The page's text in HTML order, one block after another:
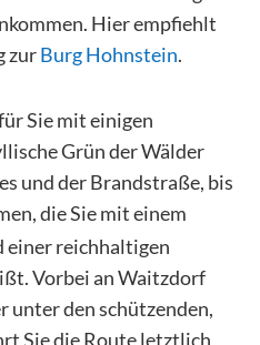
Hier empfiehlt
zurBurg Hohnstein.
Sie mit einigen
Grün der Wälder
und der Brandstraße, bis
die Sie mit einem
einer reichhaltigen
Vorbei an Waitzdorf
unter den schützenden,
Sie die Route letztlich